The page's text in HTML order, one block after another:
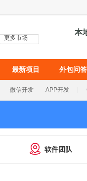
更多市场
本
最新项目 外包问答
微信开发 APP开发
 软件团队